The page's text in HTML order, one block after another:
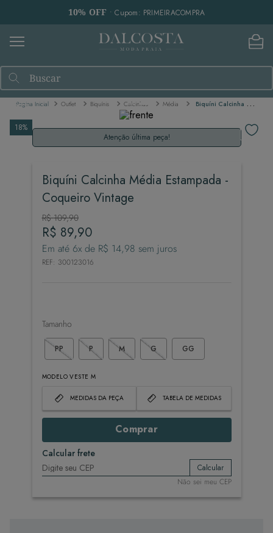
10% OFF • Cupom: PRIMEIRACOMPRA
Buscar
Outlet Biquínis Calcinhas Média Biquíni Calcinha Média Estampada - Coqueiro Vintage
18%
Atenção última peça!
Biquíni Calcinha Média Estampada -
Coqueiro Vintage
R$ 109,90
R$ 89,90
Em até 6x de R$ 14,98 sem juros
REF: 300123016
Tamanho
P M G GG
PP
MODELO VESTE M
MEDIDAS DA PEÇA TABELA DE MEDIDAS
Comprar
Calcular frete
Calcular
Não sei meu CEP